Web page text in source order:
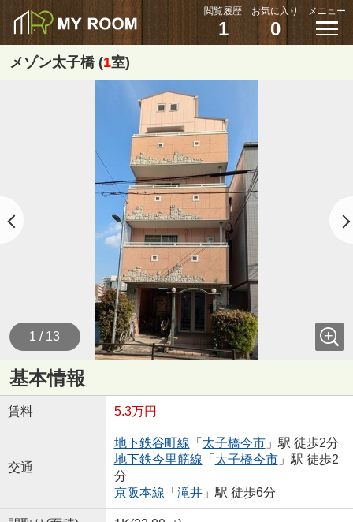
閲覧履歴
1
お気に入り
0
メニュー
メゾン太子橋 (1室)
1 / 13
基本情報
賃料 5.3万円
交通
地下鉄谷町線 「 太子橋今市」駅 徒歩2分
地下鉄今里筋線 「 太子橋今市」駅 徒歩2
分
京阪本線 「 滝井」駅 徒歩6分